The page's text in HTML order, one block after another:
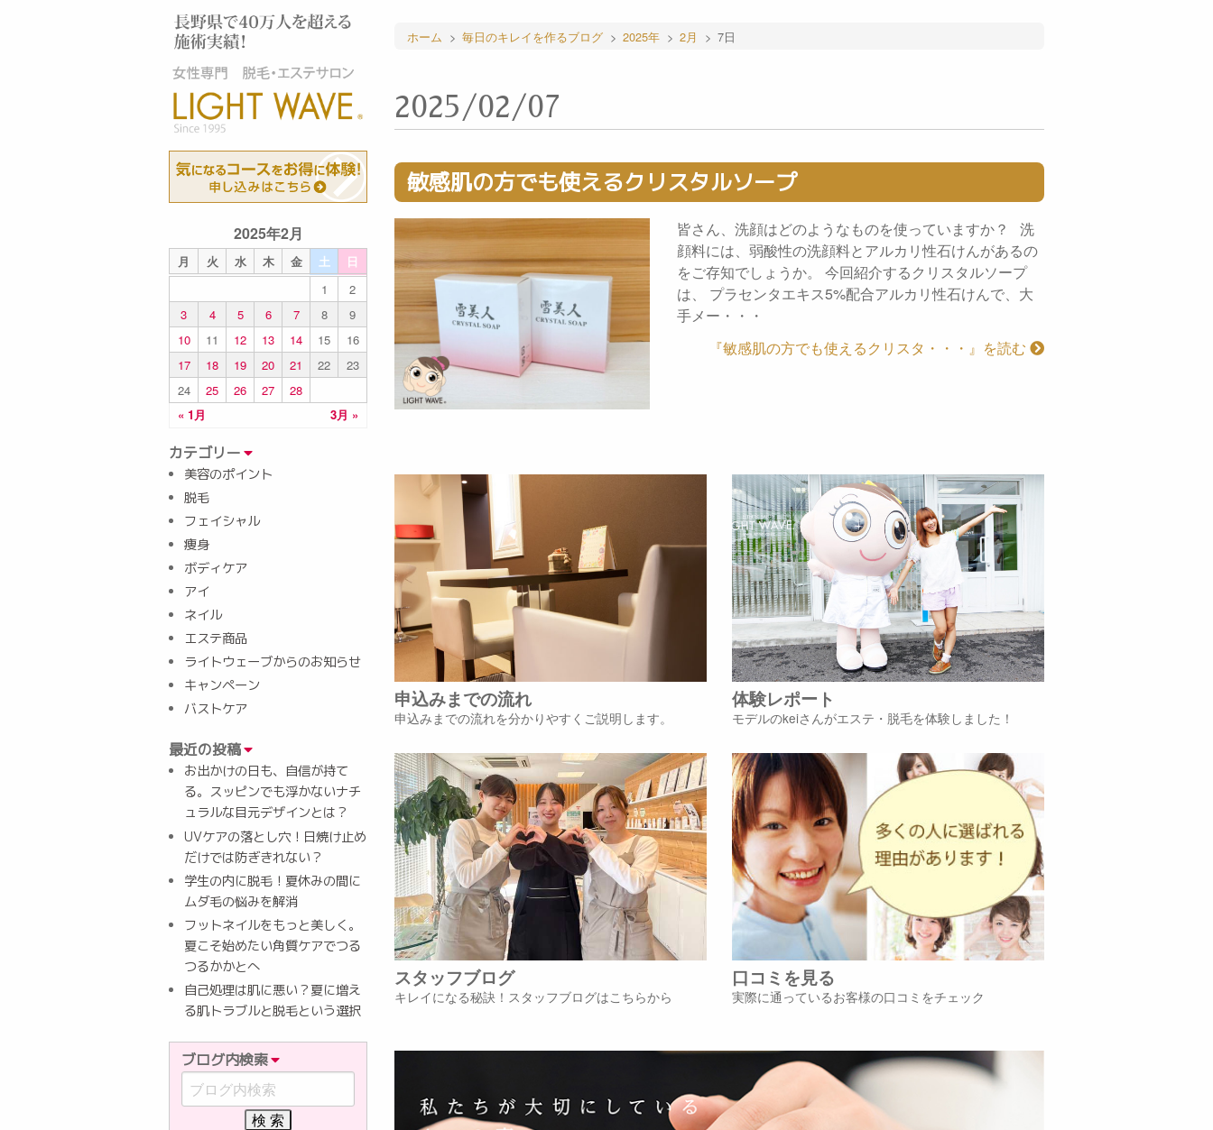
2025年2月
月 火 水 木 金 土 日
« 1月 3月 »
1
2
3
4 5 6 7 8
9
10
11 12 13 14 15
16
17
18 19 20 21 22
23
24
25 26 27 28
カテゴリー
美容のポイント
脱毛
フェイシャル
痩身
ボディケア
アイ
ネイル
エステ商品
ライトウェーブからのお知らせ
キャンペーン
バストケア
最近の投稿
お出かけの日も、自信が持て
る。スッピンでも浮かないナチ
ュラルな目元デザインとは？
UVケアの落とし穴！日焼け止め
だけでは防ぎきれない？
学生の内に脱毛！夏休みの間に
ムダ毛の悩みを解消
フットネイルをもっと美しく。
夏こそ始めたい角質ケアでつる
つるかかとへ
自己処理は肌に悪い？夏に増え
る肌トラブルと脱毛という選択
ブログ内検索
ホーム > 毎日のキレイを作るブログ > 2025年 > 2月 > 7日
2025/02/07
敏感肌の方でも使えるクリスタルソープ
皆さん、洗顔はどのようなものを使っていますか？ 洗
顔料には、弱酸性の洗顔料とアルカリ性石けんがあるの
をご存知でしょうか。 今回紹介するクリスタルソープ
は、 プラセンタエキス5%配合アルカリ性石けんで、大
手メー・・・
『敏感肌の方でも使えるクリスタ・・・』を読む
申込みまでの流れ
申込みまでの流れを分かりやすくご説明します。
体験レポート
モデルのkeiさんがエステ・脱毛を体験しました！
スタッフブログ
キレイになる秘訣！スタッフブログはこちらから
口コミを見る
実際に通っているお客様の口コミをチェック